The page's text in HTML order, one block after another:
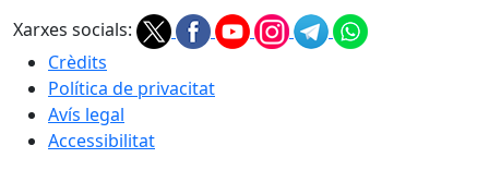
Xarxes socials:
Crèdits
Política de privacitat
Avís legal
Accessibilitat